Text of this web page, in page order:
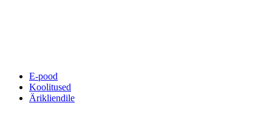
E-pood
Koolitused
Ärikliendile